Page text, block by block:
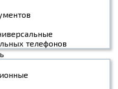
телефонов